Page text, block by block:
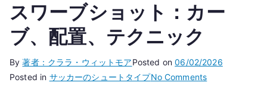
スワーブショット：カー
ブ、配置、テクニック
By著者：クララ・ウィットモアPosted on06/02/2026
Posted in サッカーのシュートタイプNo Commentson